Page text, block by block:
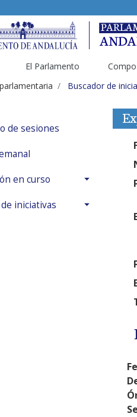
El Parlamento
Buscador de
de sesiones
en curso
iniciativas